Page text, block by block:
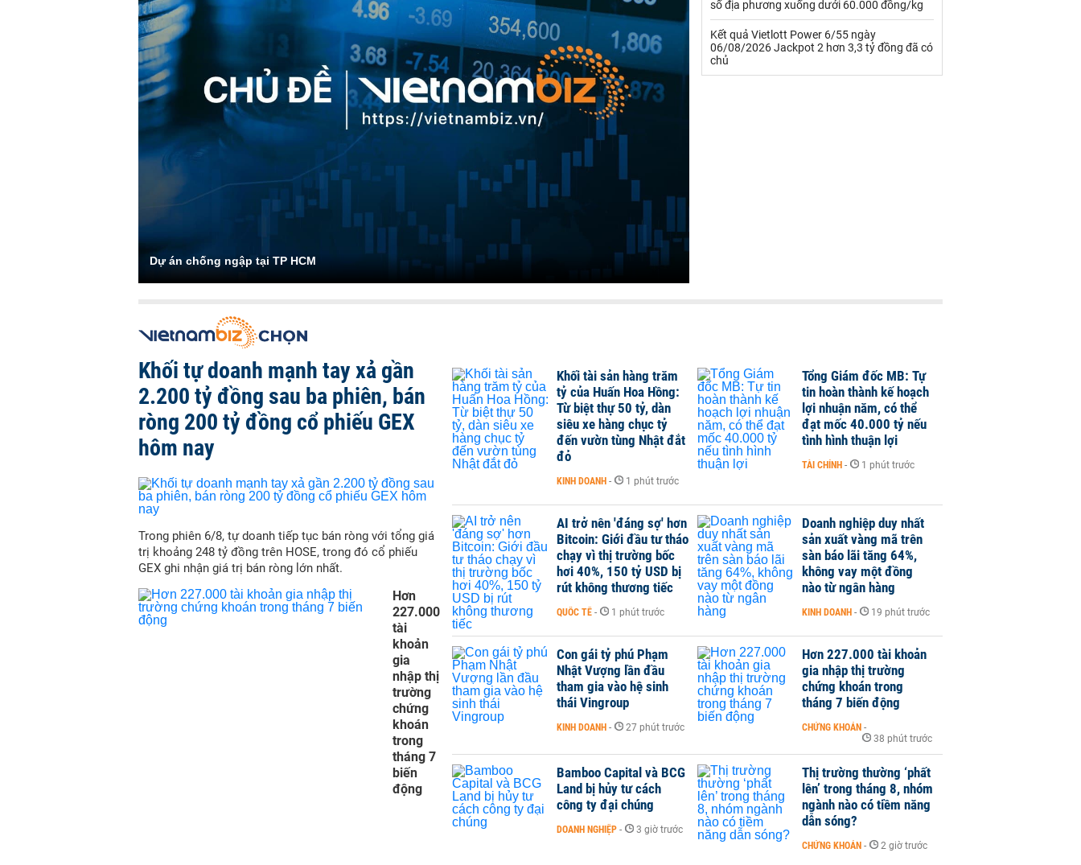
Dự án chống ngập tại TP HCM
Xi măng - Clynker
số địa phương xuống dưới 60.000 đồng/kg
Kết quả Vietlott Power 6/55 ngày
06/08/2026 Jackpot 2 hơn 3,3 tỷ đồng đã có
chủ
Khối tự doanh mạnh tay xả gần
2.200 tỷ đồng sau ba phiên, bán
ròng 200 tỷ đồng cổ phiếu GEX
hôm nay
Trong phiên 6/8, tự doanh tiếp tục bán ròng với tổng giá
trị khoảng 248 tỷ đồng trên HOSE, trong đó cổ phiếu
GEX ghi nhận giá trị bán ròng lớn nhất.
Hơn
227.000
tài
khoản
gia
nhập thị
trường
chứng
khoán
trong
tháng 7
biến
động
Khối tài sản hàng trăm
tỷ của Huấn Hoa Hồng:
Từ biệt thự 50 tỷ, dàn
siêu xe hàng chục tỷ
đến vườn tùng Nhật đắt
đỏ
KINH DOANH - 1 phút trước
Tổng Giám đốc MB: Tự
tin hoàn thành kế hoạch
lợi nhuận năm, có thể
đạt mốc 40.000 tỷ nếu
tình hình thuận lợi
TÀI CHÍNH - 1 phút trước
AI trở nên 'đáng sợ' hơn
Bitcoin: Giới đầu tư tháo
chạy vì thị trường bốc
hơi 40%, 150 tỷ USD bị
rút không thương tiếc
QUỐC TẾ - 1 phút trước
Doanh nghiệp duy nhất
sản xuất vàng mã trên
sàn báo lãi tăng 64%,
không vay một đồng
nào từ ngân hàng
KINH DOANH - 19 phút trước
Con gái tỷ phú Phạm
Nhật Vượng lần đầu
tham gia vào hệ sinh
thái Vingroup
KINH DOANH - 27 phút trước
Hơn 227.000 tài khoản
gia nhập thị trường
chứng khoán trong
tháng 7 biến động
CHỨNG KHOÁN -
38 phút trước
Bamboo Capital và BCG
Land bị hủy tư cách
công ty đại chúng
DOANH NGHIỆP - 3 giờ trước
Thị trường thường ‘phất
lên’ trong tháng 8, nhóm
ngành nào có tiềm năng
dẫn sóng?
CHỨNG KHOÁN - 2 giờ trước